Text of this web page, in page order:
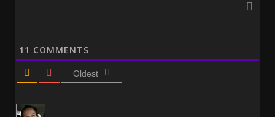
11 COMMENTS
Oldest